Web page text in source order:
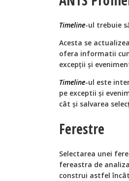
Timeline-ul trebuie
Acesta se
ofera informatii
excepții şi
Timeline-ul este
pe exceptii şi
cât şi salvarea
Ferestre
Selectarea unei
fereastra de
construi astfel